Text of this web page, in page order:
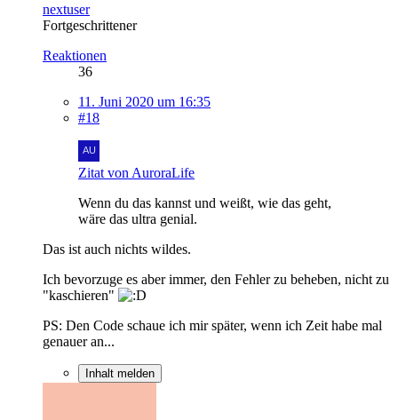
nextuser
Fortgeschrittener
Reaktionen
36
11. Juni 2020 um 16:35
#18
Zitat von AuroraLife
Wenn du das kannst und weißt, wie das geht,
wäre das ultra genial.
Das ist auch nichts wildes.
Ich bevorzuge es aber immer, den Fehler zu beheben, nicht zu
"kaschieren"
PS: Den Code schaue ich mir später, wenn ich Zeit habe mal
genauer an...
Inhalt melden